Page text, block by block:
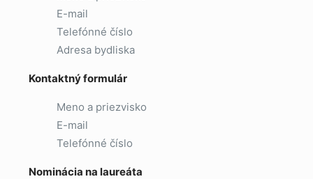
E-mail
Telefónné číslo
Adresa bydliska
Kontaktný formulár
Meno a priezvisko
E-mail
Telefónné číslo
Nominácia na laureáta